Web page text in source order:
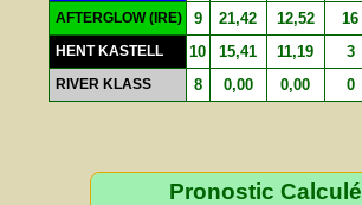
AFTERGLOW (IRE) 9 21,42 12,52 16
HENT KASTELL 10 15,41 11,19 3
RIVER KLASS 8 0,00 0,00 0
Pronostic Calculé